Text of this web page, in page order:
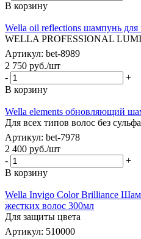
В корзину
Wella oil reflections шампунь для
WELLA PROFESSIONAL
Артикул: bet-8989
2 750 руб./шт
-
+
В корзину
Wella elements обновляющий
Для всех типов волос без
Артикул: bet-7978
2 400 руб./шт
-
+
В корзину
Wella Invigo Color Brilliance
жестких волос 300мл
Для защиты цвета
Артикул: 510000